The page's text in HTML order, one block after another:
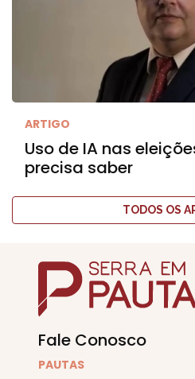
ARTIGO
Uso de IA nas
precisa saber
TODOS OS
Fale Conosco
PAUTAS